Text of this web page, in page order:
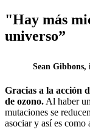
"Hay más
universo”
Sean
Gracias a la acción
de ozono. Al haber
mutaciones se
asociar y así es como